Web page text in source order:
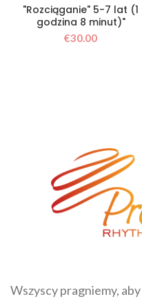
"Rozciąganie" 5-7 lat (1
godzina 8 minut)"
€30.00
Wszyscy pragniemy,